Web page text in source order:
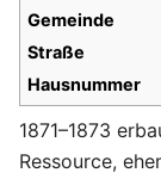
Gemeinde
Straße
Hausnummer
1871–1873
Ressource,